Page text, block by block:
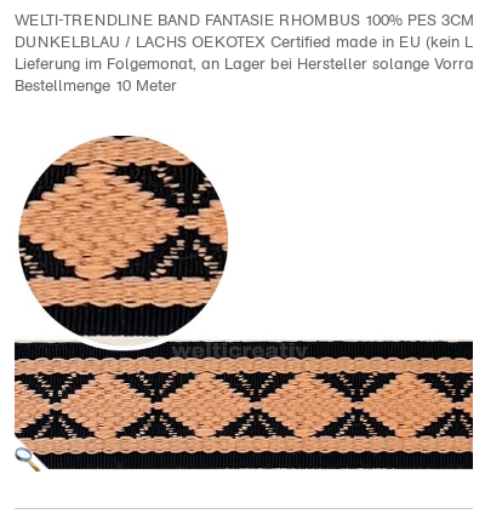
WELTI-TRENDLINE BAND FANTASIE RHOMBUS 100% PES 3CM,
DUNKELBLAU / LACHS OEKOTEX Certified made in EU (kein
Lieferung im Folgemonat, an Lager bei Hersteller solange Vorrat
Bestellmenge 10 Meter